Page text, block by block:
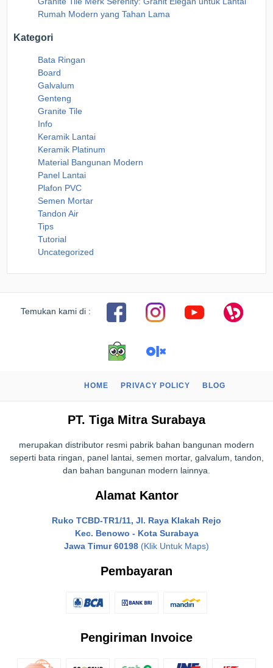
Rumah Modern yang Tahan Lama
Kategori
Bata Ringan
Board
Galvalum
Genteng
Granite Tile
Info
Keramik Lantai
Keramik Platinum
Material Bangunan Modern
Panel Lantai
Plafon PVC
Semen Mortar
Tandon Air
Tips
Tutorial
Uncategorized
Temukan kami di :
HOME PRIVACY POLICY BLOG
PT. Tiga Mitra Surabaya
merupakan distributor resmi pabrik bahan bangunan modern
seperti bata ringan, panel lantai, semen mortar, galvalum, tandon,
dan bahan bangunan modern lainnya.
Alamat Kantor
Ruko TCBD-TR1/11, Jl. Raya Klakah Rejo
Kec. Benowo - Kota Surabaya
Jawa Timur 60198 (Klik Untuk Maps)
Pembayaran
Pengiriman Invoice